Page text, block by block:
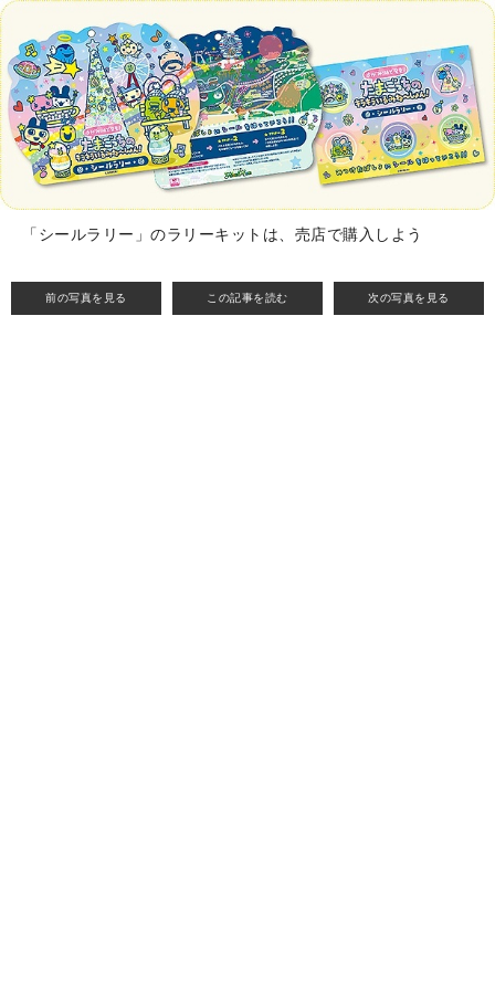
前の写真を見る この記事を読む 次の写真を見る
「シールラリー」のラリーキットは、売店で購入しよう